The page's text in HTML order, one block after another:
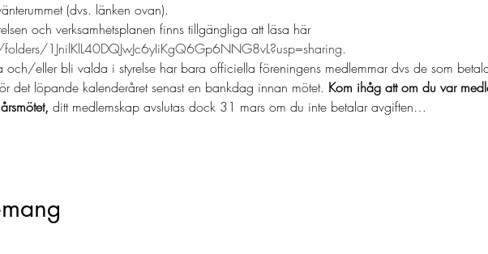
(dvs. länken ovan).
och verksamhetsplanen finns tillgängliga att läsa här
1JnilKlL40DQJwJc6yIiKgQ6Gp6NNG8vL?usp=sharing.
och/eller bli valda i styrelse har bara officiella föreningens medlemmar dvs de som
det löpande kalenderåret senast en bankdag innan mötet. Kom ihåg att om du var
ditt medlemskap avslutas dock 31 mars om du inte betalar avgiften…